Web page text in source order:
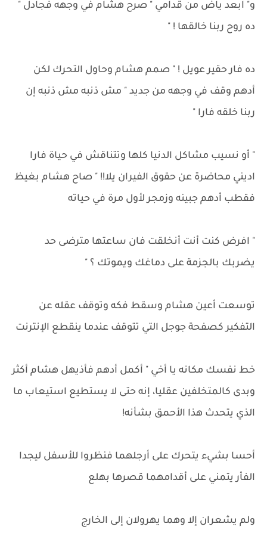
و" ابعد ياض من قدامي " صرح هشام في وجهه فجادل "
ده روح ربنا خالقها ! "
ده فار حقير عويل ! " صمم هشام وحاول التحرك لكن
أدهم وقف في وجهه من جديد " مش ذنبه مش ذنبه إن
ربنا خلقه فارا "
" أو نسيب مشاكل الدنيا كلها وتتناقش في حياة فارا
اديني محاضرة عن حقوق الفيران يلا!! " صاح هشام بغيظ
فقطب أدهم جبينه وزمجر لأول مرة في حياته
" افرض كنت أنت أنخلقت فان ساعتها مترضى حد
يضربك بالجزمة على دماغك ويموتك ؟ "
توسعت أعين هشام وسقط فكه وتوقف عقله عن
التفكير كصفحة جوجل التي تتوقف عندما ينقطع الإنترنت
خط نفسك مكانه يا أخي " أكمل أدهم فأذيهل هشام أكثر
وبدى كالمتخلفين عقليا، إنه حتى لا يستطيع استيعاب ما
الذي يتحدث هذا الأحمق بشأنه!
أحسا بشيء يتحرك على أرجلهما فنظروا للأسفل ليجدا
الفأر يتمني على أقدامهما قصرها بهلع
ولم يشعران إلا وهما يهرولان إلى الخارج